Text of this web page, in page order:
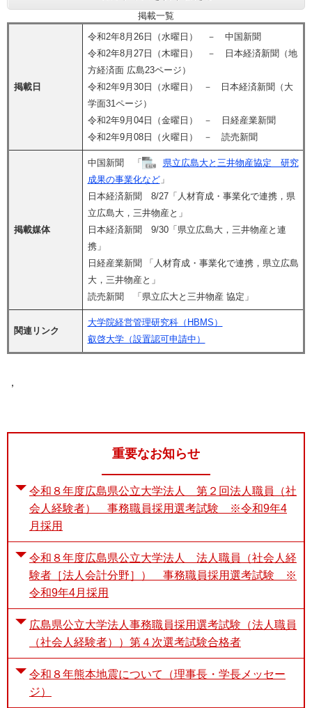
掲載一覧
掲載日
令和2年8月26日（水曜日） － 中国新聞
令和2年8月27日（木曜日） － 日本経済新聞（地
方経済面 広島23ページ）
令和2年9月30日（水曜日） － 日本経済新聞（大
学面31ページ）
令和2年9月04日（金曜日） － 日経産業新聞
令和2年9月08日（火曜日） － 読売新聞
掲載媒体
中国新聞 「
県立広島大と三井物産協定 研究
成果の事業化など」
日本経済新聞 8/27「人材育成・事業化で連携，県
立広島大，三井物産と」
日本経済新聞 9/30「県立広島大，三井物産と連
携」
日経産業新聞 「人材育成・事業化で連携，県立広島
大，三井物産と」
読売新聞 「県立広大と三井物産 協定」
関連リンク
大学院経営管理研究科（HBMS）
叡啓大学（設置認可申請中）
，
重要なお知らせ
令和８年度広島県公立大学法人 第２回法人職員（社
会人経験者） 事務職員採用選考試験 ※令和9年4
月採用
令和８年度広島県公立大学法人 法人職員（社会人経
験者［法人会計分野］） 事務職員採用選考試験 ※
令和9年4月採用
広島県公立大学法人事務職員採用選考試験（法人職員
（社会人経験者））第４次選考試験合格者
令和８年熊本地震について（理事長・学長メッセー
ジ）